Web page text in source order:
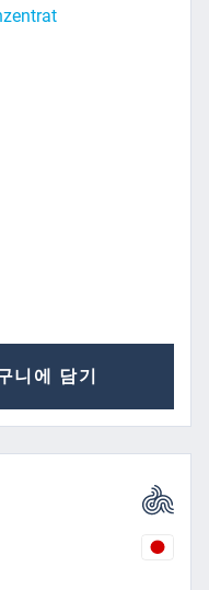
력하거나 버튼
니에 담기